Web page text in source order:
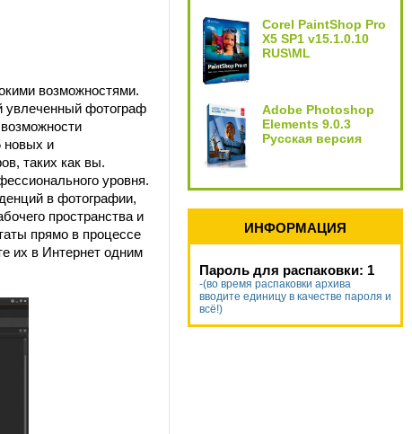
возможностями.
увлеченный фотограф
новых и
таких как вы.
уровня.
в фотографии,
пространства и
прямо в процессе
их в Интернет одним
Corel PaintShop Pro
X5 SP1 v15.1.0.10
RUS\ML
Adobe Photoshop
Elements 9.0.3
Русская версия
ИНФОРМАЦИЯ
Пароль для распаковки: 1
-(во время распаковки архива
вводите единицу в качестве пароля и
всё!)